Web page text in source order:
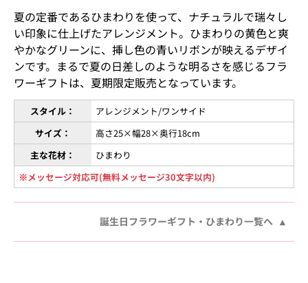
夏の定番であるひまわりを使って、ナチュラルで瑞々し
い印象に仕上げたアレンジメント。ひまわりの黄色と爽
やかなグリーンに、挿し色の青いリボンが映えるデザイ
ンです。まるで夏の日差しのような明るさを感じるフラ
ワーギフトは、夏期限定販売となっています。
スタイル：
アレンジメント/ワンサイド
サイズ：
高さ25×幅28×奥行18cm
主な花材：
ひまわり
※メッセージ対応可(無料メッセージ30文字以内)
誕生日フラワーギフト・ひまわり一覧へ